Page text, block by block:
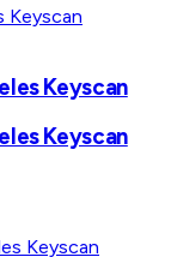
Keyscan
Keyscan